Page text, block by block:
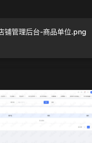
铺管理后台-商品单位.png